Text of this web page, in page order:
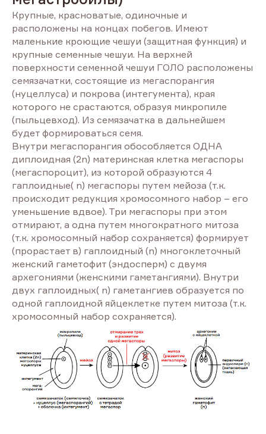
Крупные, красноватые, одиночные и
расположены на концах побегов. Имеют
маленькие кроющие чешуи (защитная функция) и
крупные семенные чешуи. На верхней
поверхности семенной чешуи ГОЛО расположены
семязачатки, состоящие из мегаспорангия
(нуцеллуса) и покрова (интегумента), края
которого не срастаются, образуя микропиле
(пыльцевход). Из семязачатка в дальнейшем
будет формироваться семя.
Внутри мегаспорангия обособляется ОДНА
диплоидная (2n) материнская клетка мегаспоры
(мегаспороцит), из которой образуются 4
гаплоидные( n) мегаспоры путем мейоза (т.к.
происходит редукция хромосомного набор – его
уменьшение вдвое). Три мегаспоры при этом
отмирают, а одна путем многократного митоза
(т.к. хромосомный набор сохраняется) формирует
(прорастает в) гаплоидный (n) многоклеточный
женский гаметофит (эндосперм) с двумя
архегониями (женскими гаметангиями). Внутри
двух гаплоидных( n) гаметангиев образуется по
одной гаплоидной яйцеклетке путем митоза (т.к.
хромосомный набор сохраняется).